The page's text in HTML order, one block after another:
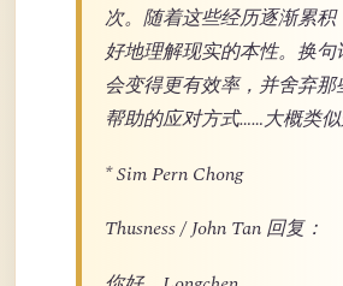
次。随着这些经历逐渐累积
好地理解现实的本性。换
会变得更有效率，并舍弃
帮助的应对方式……大概类
* Sim Pern Chong
Thusness / John Tan 回复：